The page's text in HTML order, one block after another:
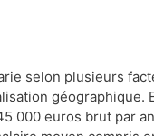
selon plusieurs
géographique.
000 euros brut par